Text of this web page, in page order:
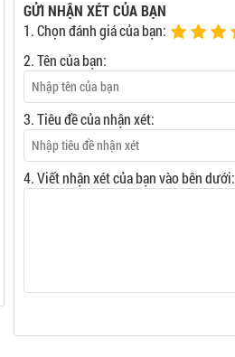
GỬI NHẬN XÉT CỦA BẠN
1. Chọn đánh giá của bạn:
2. Tên của bạn:
3. Tiêu đề của nhận xét:
4. Viết nhận xét của bạn vào bên dưới: